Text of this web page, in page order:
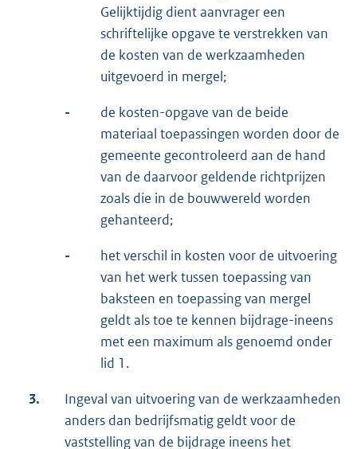
Gelijktijdig dient aanvrager een
schriftelijke opgave te verstrekken van
de kosten van de werkzaamheden
uitgevoerd in mergel;
-
de kosten-opgave van de beide
materiaal toepassingen worden door de
gemeente gecontroleerd aan de hand
van de daarvoor geldende richtprijzen
zoals die in de bouwwereld worden
gehanteerd;
-
het verschil in kosten voor de uitvoering
van het werk tussen toepassing van
baksteen en toepassing van mergel
geldt als toe te kennen bijdrage-ineens
met een maximum als genoemd onder
lid 1.
3.
Ingeval van uitvoering van de werkzaamheden
anders dan bedrijfsmatig geldt voor de
vaststelling van de bijdrage ineens het